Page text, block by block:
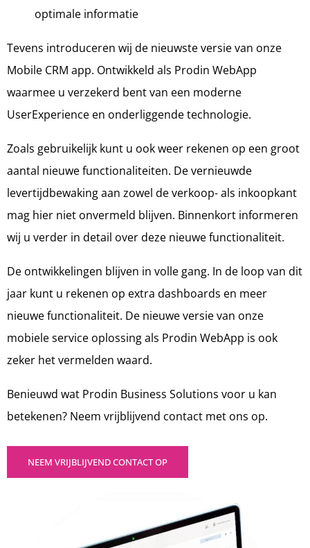
optimale informatie
Tevens introduceren wij de nieuwste versie van onze
Mobile CRM app. Ontwikkeld als Prodin WebApp
waarmee u verzekerd bent van een moderne
UserExperience en onderliggende technologie.
Zoals gebruikelijk kunt u ook weer rekenen op een groot
aantal nieuwe functionaliteiten. De vernieuwde
levertijdbewaking aan zowel de verkoop- als inkoopkant
mag hier niet onvermeld blijven. Binnenkort informeren
wij u verder in detail over deze nieuwe functionaliteit.
De ontwikkelingen blijven in volle gang. In de loop van dit
jaar kunt u rekenen op extra dashboards en meer
nieuwe functionaliteit. De nieuwe versie van onze
mobiele service oplossing als Prodin WebApp is ook
zeker het vermelden waard.
Benieuwd wat Prodin Business Solutions voor u kan
betekenen? Neem vrijblijvend contact met ons op.
NEEM VRIJBLIJVEND CONTACT OP